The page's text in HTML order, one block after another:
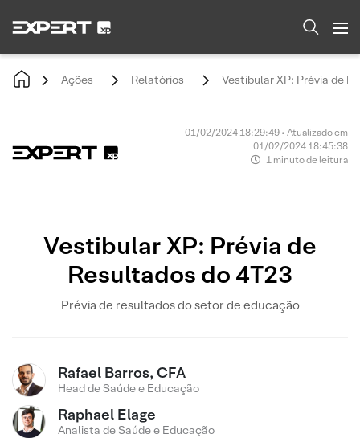
Ações Relatórios Vestibular XP: Prévia de
01/02/2024 18:29:49 • Atualizado em
01/02/2024 18:45:38
1 minuto de leitura
Vestibular XP: Prévia de
Resultados do 4T23
Prévia de resultados do setor de educação
Rafael Barros, CFA
Head de Saúde e Educação
Raphael Elage
Analista de Saúde e Educação